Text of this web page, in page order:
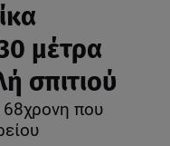
μέτρα
σπιτιού
68χρονη που